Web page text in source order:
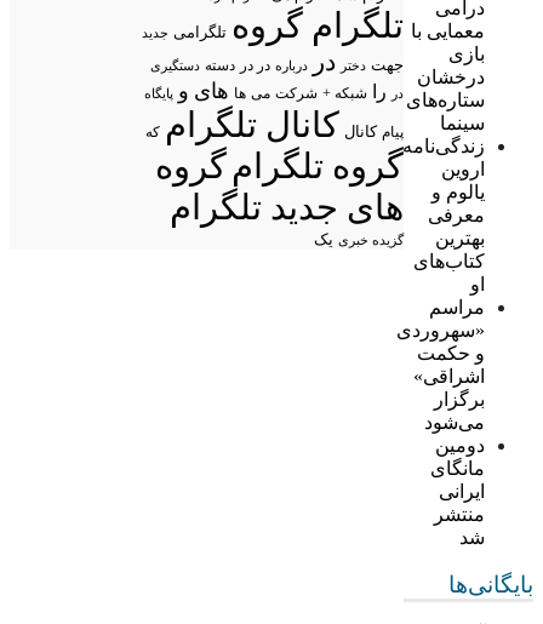
درامی
معمایی با
بازی
درخشان
ستاره‌های
سینما
زندگی‌نامه
اروین
یالوم و
معرفی
بهترین
کتاب‌های
او
مراسم
«سهروردی
و حکمت
اشراقی»
برگزار
می‌شود
دومین
مانگای
ایرانی
منتشر
شد
بایگانی‌ها
تلگرام گروه تلگرامی جدید
جهت دختر در درباره در در دسته دستگیری
در
را شبکه + شرکت می ها های و پایگاه
پیام کانال کانال تلگرام که
گروه تلگرامگروه
های جدید تلگرام
گزیده خبری یک